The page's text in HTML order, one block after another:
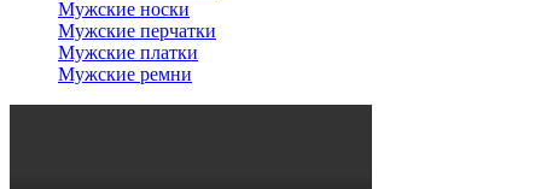
Мужские носки
Мужские перчатки
Мужские платки
Мужские ремни